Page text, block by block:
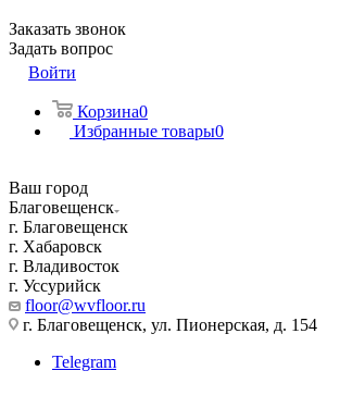
Заказать звонок
Задать вопрос
Войти
Корзина0
Избранные товары0
Ваш город
Благовещенск
г. Благовещенск
г. Хабаровск
г. Владивосток
г. Уссурийск
floor@wvfloor.ru
г. Благовещенск, ул. Пионерская, д. 154
Telegram